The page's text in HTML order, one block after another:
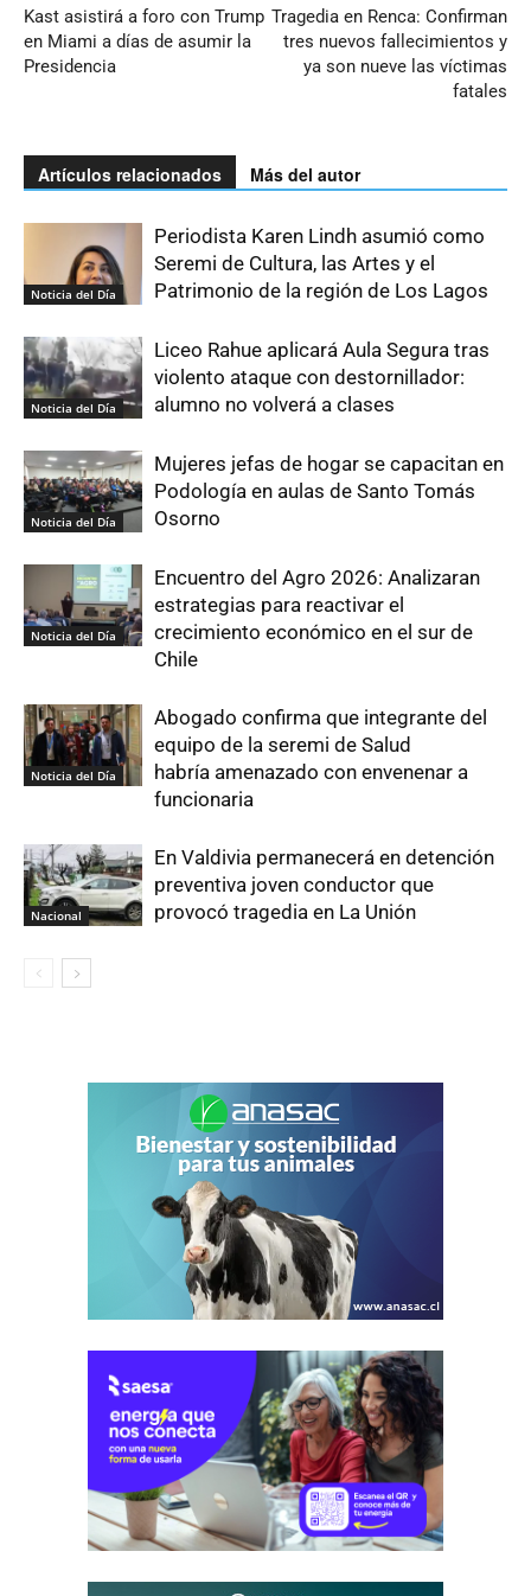
Kast asistirá a foro con Trump
en Miami a días de asumir la
Presidencia
Tragedia en Renca: Confirman
tres nuevos fallecimientos y
ya son nueve las víctimas
fatales
Artículos relacionados Más del autor
Noticia del Día
Periodista Karen Lindh asumió como
Seremi de Cultura, las Artes y el
Patrimonio de la región de Los Lagos
Noticia del Día
Liceo Rahue aplicará Aula Segura tras
violento ataque con destornillador:
alumno no volverá a clases
Noticia del Día
Mujeres jefas de hogar se capacitan en
Podología en aulas de Santo Tomás
Osorno
Noticia del Día
Encuentro del Agro 2026: Analizaran
estrategias para reactivar el
crecimiento económico en el sur de
Chile
Noticia del Día
Abogado confirma que integrante del
equipo de la seremi de Salud
habría amenazado con envenenar a
funcionaria
Nacional
En Valdivia permanecerá en detención
preventiva joven conductor que
provocó tragedia en La Unión